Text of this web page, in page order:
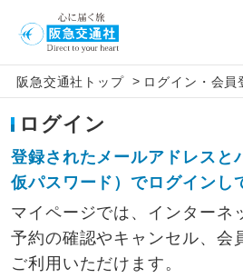
阪急交通社トップ > ログイン・会員
ログイン
登録されたメールアドレスと
仮パスワード）でログインし
マイページでは、インターネ
予約の確認やキャンセル、会
ご利用いただけます。